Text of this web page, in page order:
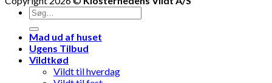
Søg
efter:
Mad ud af huset
Ugens Tilbud
Vildtkød
Vildt til hverdag